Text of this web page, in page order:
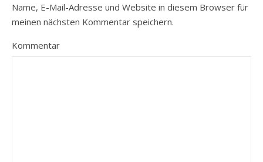
Name, E-Mail-Adresse und Website in diesem Browser für
meinen nächsten Kommentar speichern.
Kommentar